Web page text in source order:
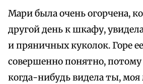
Мари была очень огорчена,
другой день к шкафу,
и пряничных куколок. Горе
совершенно понятно,
когда-нибудь видела ты, моя